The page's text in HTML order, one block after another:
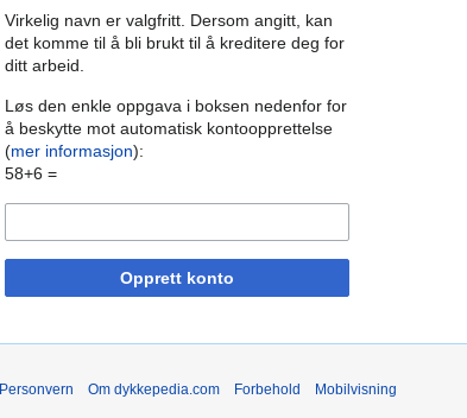
Virkelig navn er valgfritt. Dersom angitt, kan
det komme til å bli brukt til å kreditere deg for
ditt arbeid.
Løs den enkle oppgava i boksen nedenfor for
å beskytte mot automatisk kontoopprettelse
(mer informasjon):
58+6 =
Opprett konto
Personvern Om dykkepedia.com Forbehold Mobilvisning